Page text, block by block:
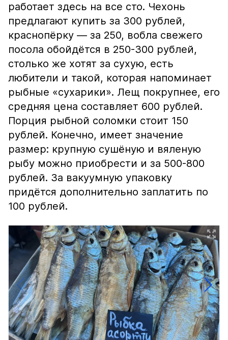
работает здесь на все сто. Чехонь
предлагают купить за 300 рублей,
краснопёрку — за 250, вобла свежего
посола обойдётся в 250-300 рублей,
столько же хотят за сухую, есть
любители и такой, которая напоминает
рыбные «сухарики». Лещ покрупнее, его
средняя цена составляет 600 рублей.
Порция рыбной соломки стоит 150
рублей. Конечно, имеет значение
размер: крупную сушёную и вяленую
рыбу можно приобрести и за 500-800
рублей. За вакуумную упаковку
придётся дополнительно заплатить по
100 рублей.